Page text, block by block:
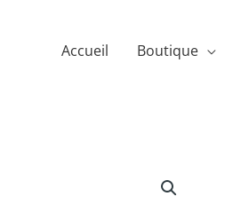
Accueil Boutique